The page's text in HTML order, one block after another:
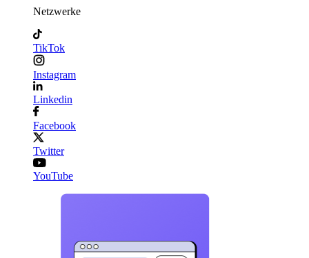
Netzwerke
TikTok
Instagram
Linkedin
Facebook
Twitter
YouTube